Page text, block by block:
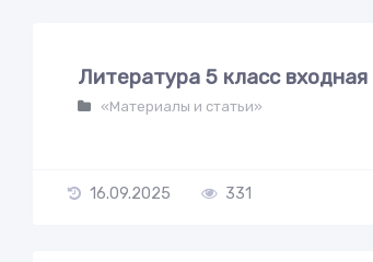
Литература 5 класс
«Материалы и статьи»
16.09.2025 331